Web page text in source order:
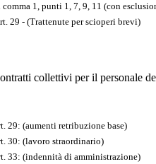
comma 1, punti 1, 7, 9, 11 (con
29 - (Trattenute per scioperi brevi)
collettivi per il personale
29: (aumenti retribuzione base)
30: (lavoro straordinario)
33: (indennità di amministrazione)